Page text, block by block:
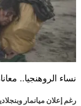
نساء الروهنجيا..
رغم إعلان ميانمار